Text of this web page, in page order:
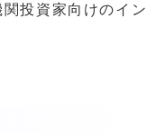
投資家向けのイン